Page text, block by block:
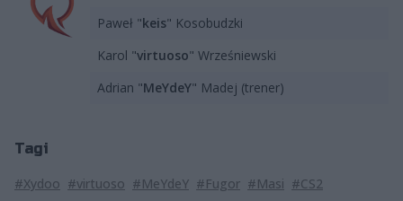
Paweł "keis" Kosobudzki
Karol "virtuoso" Wrześniewski
Adrian "MeYdeY" Madej (trener)
Tagi
#Xydoo #virtuoso #MeYdeY #Fugor #Masi #CS2